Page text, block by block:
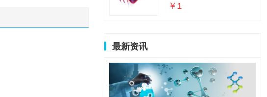
￥1
最新资讯